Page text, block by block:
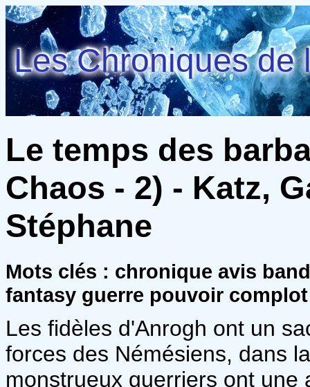
Les Chroniques de
Le temps des
Chaos - 2) - Katz,
Stéphane
Mots clés : chronique avis
fantasy guerre pouvoir
Les fidèles d'Anrogh ont un
forces des Némésiens, dans
monstrueux guerriers ont